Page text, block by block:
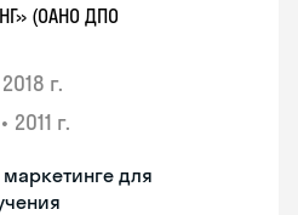
(ОАНО ДПО
2018 г.
• 2011 г.
маркетинге для